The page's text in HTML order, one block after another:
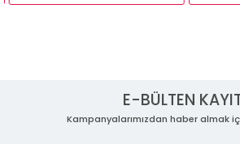
E-BÜLTEN
Kampanyalarımızdan haber almak